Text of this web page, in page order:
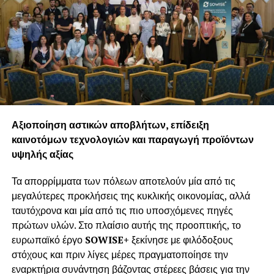
χώρο 6.600 τετραγωνικών μέτρων και άνετο parking.
Site:www.greekhoneyfestival.gr
RELATED TOPICS: FEATURED
UP NEXT
Επιμελητήριο Αρκαδίας: Δράσεις του
DON'T MISS
Η Coffee Island έκανε τον κόσμο…latte.
Αξιοποίηση αστικών αποβλήτων, επίδειξη
καινοτόμων τεχνολογιών και παραγωγή προϊόντων
υψηλής αξίας
Τα απορρίμματα των πόλεων αποτελούν μία από τις
μεγαλύτερες προκλήσεις της κυκλικής οικονομίας, αλλά
ταυτόχρονα και μία από τις πιο υποσχόμενες πηγές
πρώτων υλών. Στο πλαίσιο αυτής της προοπτικής, το
ευρωπαϊκό έργο SOWISE+ ξεκίνησε με φιλόδοξους
στόχους και πριν λίγες μέρες πραγματοποίησε την
εναρκτήρια συνάντηση βάζοντας στέρεες βάσεις για την